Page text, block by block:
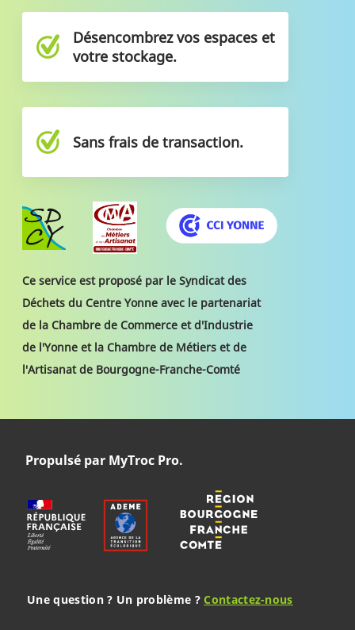
Désencombrez vos espaces et
votre stockage.
Sans frais de transaction.
Ce service est proposé par le Syndicat des
Déchets du Centre Yonne avec le partenariat
de la Chambre de Commerce et d'Industrie
de l'Yonne et la Chambre de Métiers et de
l'Artisanat de Bourgogne-Franche-Comté
Propulsé par MyTroc Pro.
Une question ? Un problème ?Contactez-nous